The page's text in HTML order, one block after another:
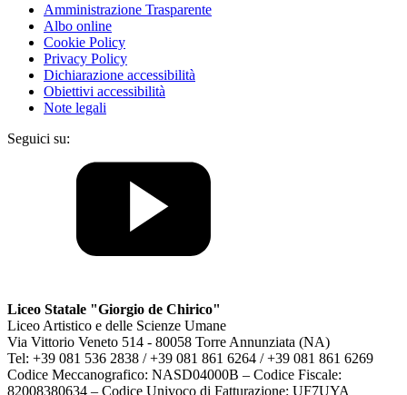
Amministrazione Trasparente
Albo online
Cookie Policy
Privacy Policy
Dichiarazione accessibilità
Obiettivi accessibilità
Note legali
Seguici su:
Liceo Statale "Giorgio de Chirico"
Liceo Artistico e delle Scienze Umane
Via Vittorio Veneto 514 - 80058 Torre Annunziata (NA)
Tel: +39 081 536 2838 / +39 081 861 6264 / +39 081 861 6269
Codice Meccanografico: NASD04000B – Codice Fiscale:
82008380634 – Codice Univoco di Fatturazione: UF7UYA